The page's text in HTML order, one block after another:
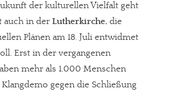
der kulturellen Vielfalt geht
auch in der Lutherkirche, die
Plänen am 18. Juli entwidmet
Erst in der vergangenen
mehr als 1.000 Menschen
gegen die Schließung